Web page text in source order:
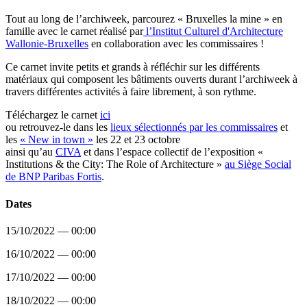
Tout au long de l’archiweek, parcourez « Bruxelles la mine » en
famille avec le carnet réalisé parl’Institut Culturel d'Architecture
Wallonie-Bruxelles en collaboration avec les commissaires !
Ce carnet invite petits et grands à réfléchir sur les différents
matériaux qui composent les bâtiments ouverts durant l’archiweek à
travers différentes activités à faire librement, à son rythme.
Téléchargez le carnetici
ou retrouvez-le dans les lieux sélectionnés par les commissaires et
les « New in town » les 22 et 23 octobre
ainsi qu’au CIVAet dans l’espace collectif de l’exposition «
Institutions & the City: The Role of Architecture » au Siège Social
de BNP Paribas Fortis.
Dates
15/10/2022 — 00:00
16/10/2022 — 00:00
17/10/2022 — 00:00
18/10/2022 — 00:00